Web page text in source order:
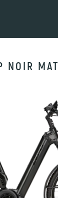
NOIR MAT